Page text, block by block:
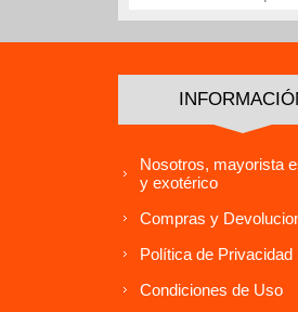
Nosotros, mayorista
y exotérico
Compras y
Política de Privacidad
Condiciones de Uso